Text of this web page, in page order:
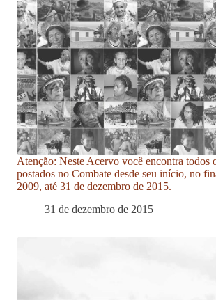
Atenção: Neste Acervo você encontra todos
postados no Combate desde seu início, no
2009, até 31 de dezembro de 2015.
31 de dezembro de 2015